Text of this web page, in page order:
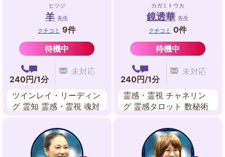
ヒツジ
羊 先生
クチコミ
9件
待機中
240円/1分
未対応
ツインレイ・リーディン
グ 霊知 霊感・霊視 魂対
イキヒーリング
カガミトウカ
鏡透華 先生
クチコミ
0件
待機中
240円/1分
未対応
霊感・霊視 チャネリン
グ 霊感タロット 数秘術